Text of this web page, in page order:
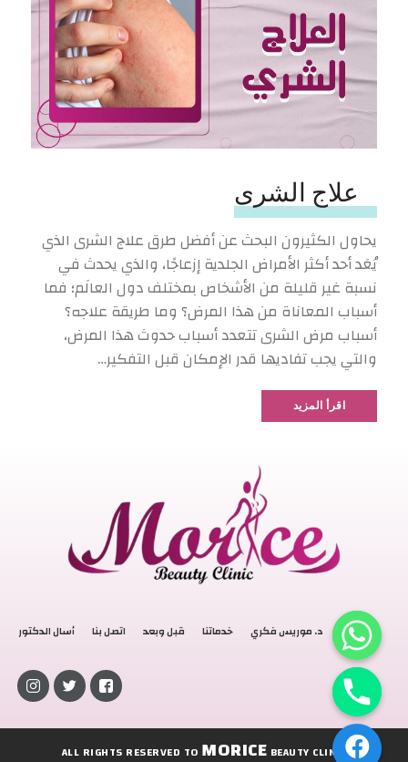
علاج الشرى
يحاول الكثيرون البحث عن أفضل طرق علاج الشرى الذي
يُعَد أحد أكثر الأمراض الجلدية إزعاجًا، والذي يحدث في
نسبة غير قليلة من الأشخاص بمختلف دول العالَم؛ فما
أسباب المعاناة من هذا المرض؟ وما طريقة علاجه؟
أسباب مرض الشرى تتعدد أسباب حدوث هذا المرض،
والتي يجب تفاديها قدر الإمكان قبل التفكير…
اقرأ المزيد
الرئيسية د. موريس فكري خدماتنا قبل وبعد اتصل بنا أسال الدكتور
ALL RIGHTS RESERVED TO MORICE BEAUTY CLINIC